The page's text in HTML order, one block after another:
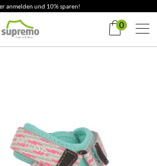
anmelden und 10% sparen!
0